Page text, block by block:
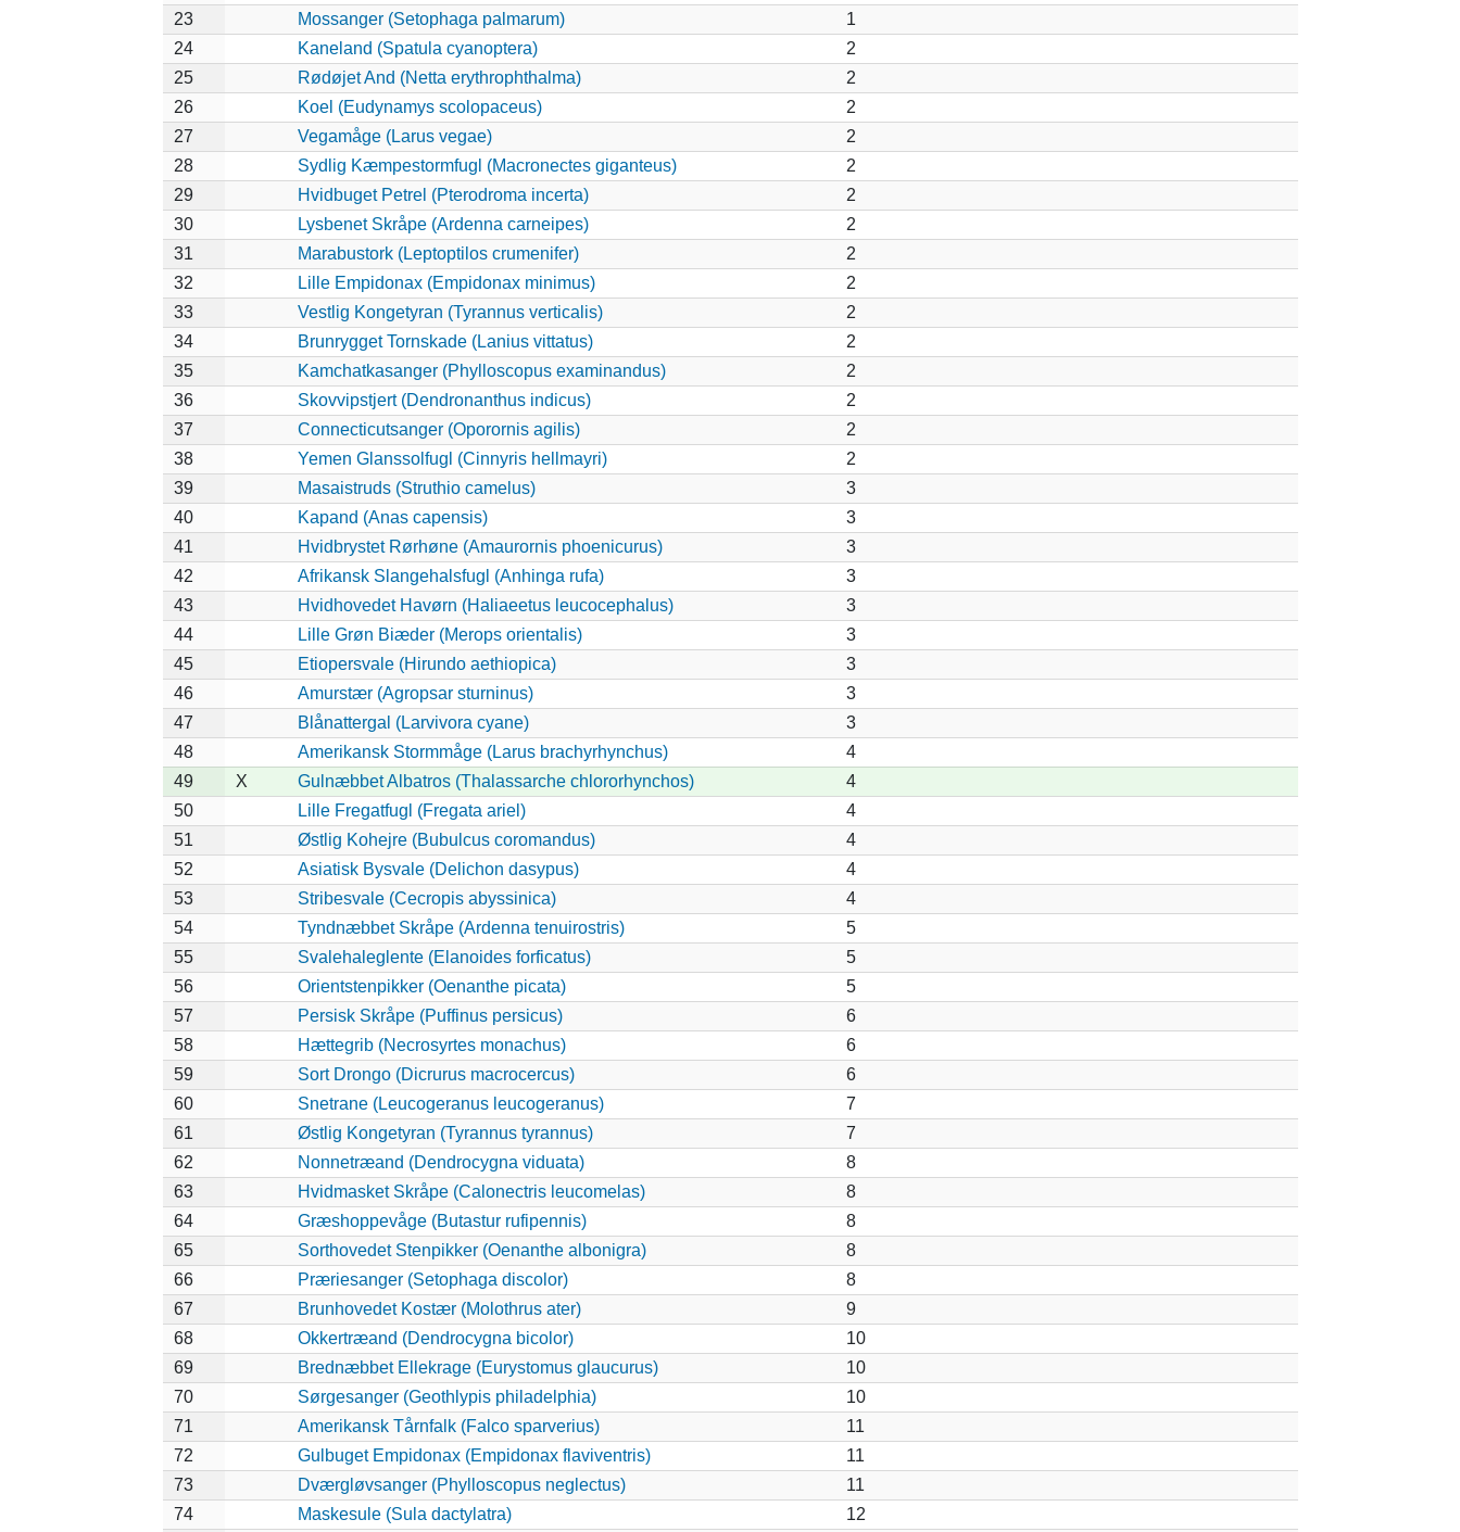
23
Mossanger (Setophaga palmarum)
1
24
Kaneland (Spatula cyanoptera)
2
25
Rødøjet And (Netta erythrophthalma)
2
26
Koel (Eudynamys scolopaceus)
2
27
Vegamåge (Larus vegae)
2
28
Sydlig Kæmpestormfugl (Macronectes giganteus)
2
29
Hvidbuget Petrel (Pterodroma incerta)
2
30
Lysbenet Skråpe (Ardenna carneipes)
2
31
Marabustork (Leptoptilos crumenifer)
2
32
Lille Empidonax (Empidonax minimus)
2
33
Vestlig Kongetyran (Tyrannus verticalis)
2
34
Brunrygget Tornskade (Lanius vittatus)
2
35
Kamchatkasanger (Phylloscopus examinandus)
2
36
Skovvipstjert (Dendronanthus indicus)
2
37
Connecticutsanger (Oporornis agilis)
2
38
Yemen Glanssolfugl (Cinnyris hellmayri)
2
39
Masaistruds (Struthio camelus)
3
40
Kapand (Anas capensis)
3
41
Hvidbrystet Rørhøne (Amaurornis phoenicurus)
3
42
Afrikansk Slangehalsfugl (Anhinga rufa)
3
43
Hvidhovedet Havørn (Haliaeetus leucocephalus)
3
44
Lille Grøn Biæder (Merops orientalis)
3
45
Etiopersvale (Hirundo aethiopica)
3
46
Amurstær (Agropsar sturninus)
3
47
Blånattergal (Larvivora cyane)
3
48
Amerikansk Stormmåge (Larus brachyrhynchus)
4
49
X Gulnæbbet Albatros (Thalassarche chlororhynchos)
4
50
Lille Fregatfugl (Fregata ariel)
4
51
Østlig Kohejre (Bubulcus coromandus)
4
52
Asiatisk Bysvale (Delichon dasypus)
4
53
Stribesvale (Cecropis abyssinica)
4
54
Tyndnæbbet Skråpe (Ardenna tenuirostris)
5
55
Svalehaleglente (Elanoides forficatus)
5
56
Orientstenpikker (Oenanthe picata)
5
57
Persisk Skråpe (Puffinus persicus)
6
58
Hættegrib (Necrosyrtes monachus)
6
59
Sort Drongo (Dicrurus macrocercus)
6
60
Snetrane (Leucogeranus leucogeranus)
7
61
Østlig Kongetyran (Tyrannus tyrannus)
7
62
Nonnetræand (Dendrocygna viduata)
8
63
Hvidmasket Skråpe (Calonectris leucomelas)
8
64
Græshoppevåge (Butastur rufipennis)
8
65
Sorthovedet Stenpikker (Oenanthe albonigra)
8
66
Præriesanger (Setophaga discolor)
8
67
Brunhovedet Kostær (Molothrus ater)
9
68
Okkertræand (Dendrocygna bicolor)
10
69
Brednæbbet Ellekrage (Eurystomus glaucurus)
10
70
Sørgesanger (Geothlypis philadelphia)
10
71
Amerikansk Tårnfalk (Falco sparverius)
11
72
Gulbuget Empidonax (Empidonax flaviventris)
11
73
Dværgløvsanger (Phylloscopus neglectus)
11
74
Maskesule (Sula dactylatra)
12